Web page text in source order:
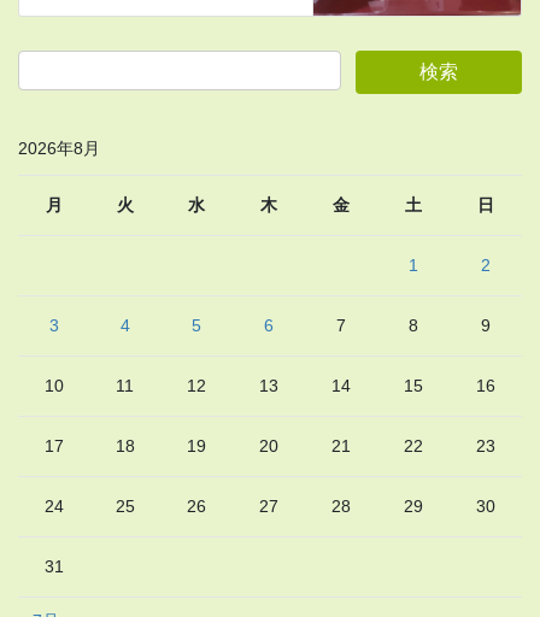
2026年8月
月 火 水 木 金 土 日
1 2
3 4 5 6 7 8 9
10 11 12 13 14 15 16
17 18 19 20 21 22 23
24 25 26 27 28 29 30
31